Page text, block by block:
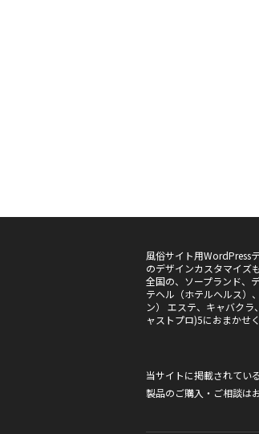
風俗サイト用WordPress
のデザインカスタマイズ
全国の、ソープランド、
テヘル（ホテルヘルス）
ン） エステ、キャバクラ
ャストプロ)5におまかせく
当サイトに掲載されてい
製品のご購入・ご相談は